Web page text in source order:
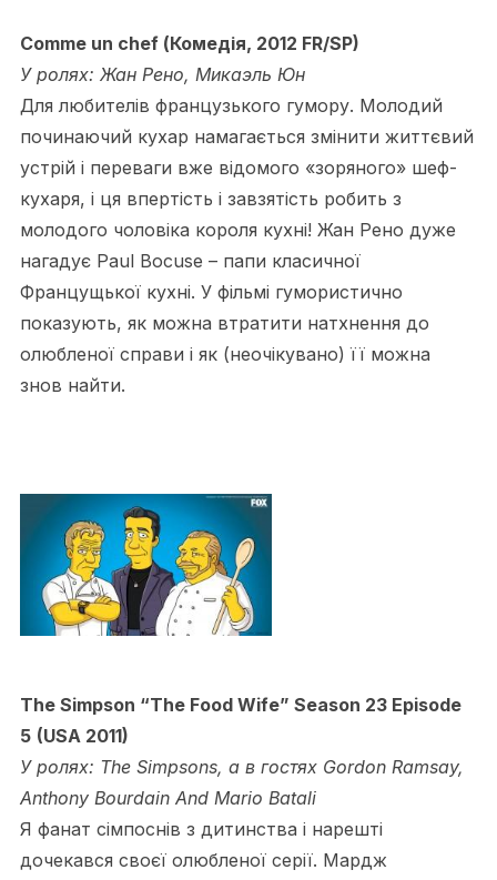
Comme un chef (Комедія, 2012 FR/SP)
У ролях: Жан Рено, Микаэль Юн
Для любителів французького гумору. Молодий
починаючий кухар намагається змінити життєвий
устрій і переваги вже відомого «зоряного» шеф-
кухаря, і ця впертість і завзятість робить з
молодого чоловіка короля кухні! Жан Рено дуже
нагадує Paul Bocuse – папи класичної
Францущької кухні. У фільмі гумористично
показують, як можна втратити натхнення до
олюбленої справи і як (неочікувано) її можна
знов найти.
The Simpson “The Food Wife” Season 23 Episode
5 (USA 2011)
У ролях: The Simpsons, а в гостях Gordon Ramsay,
Anthony Bourdain And Mario Batali
Я фанат сімпоснів з дитинства і нарешті
дочекався своєї олюбленої серії. Мардж